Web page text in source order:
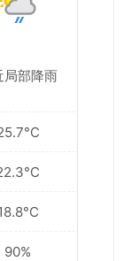
局部降雨
90%